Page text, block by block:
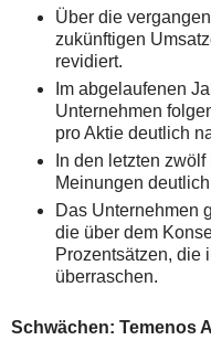
Über die
zukünftigen
revidiert.
Im abgelaufenen
Unternehmen
pro Aktie deutlich
In den letzten
Meinungen
Das Unternehmen
die über dem
Prozentsätzen, die
überraschen.
Schwächen: Temenos